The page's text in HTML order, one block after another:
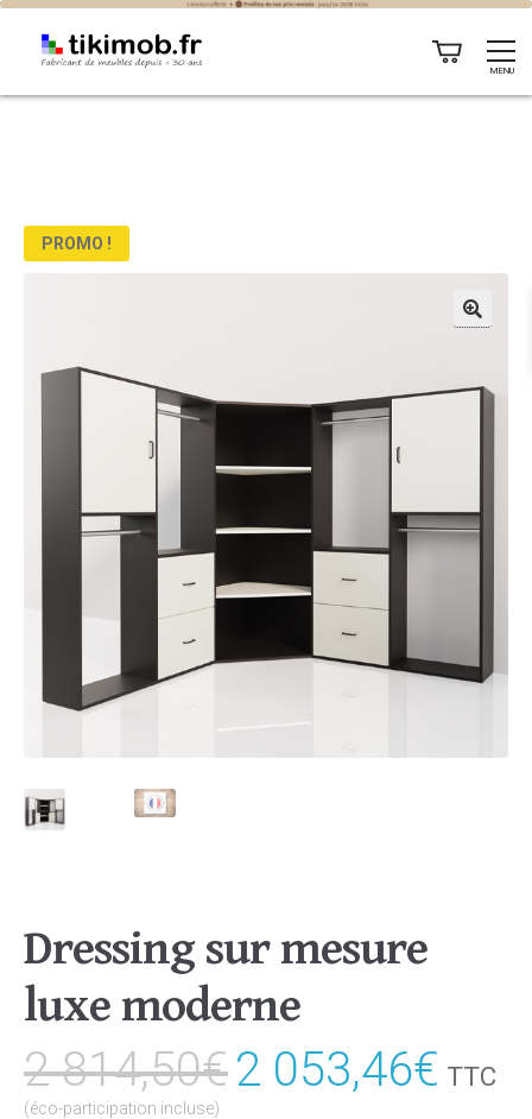
MENU
PROMO !
Dressing sur mesure
luxe moderne
2 814,50€Le
2 053,46€Le
TTC
(éco-participation incluse)